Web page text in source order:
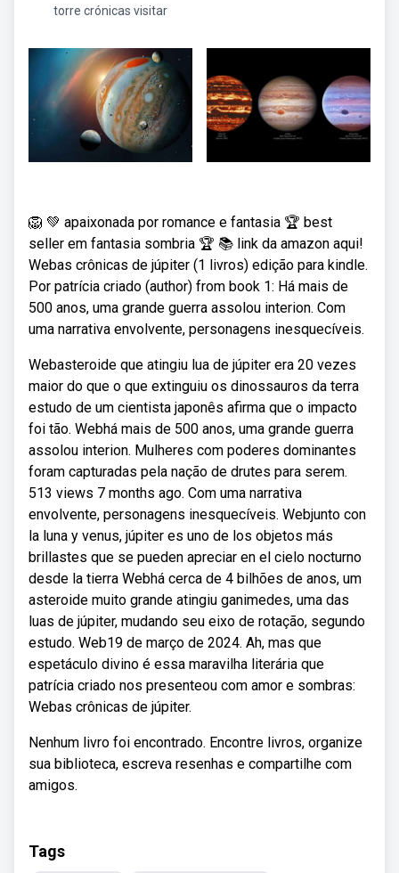
torre crónicas visitar
🦁 💚 apaixonada por romance e fantasia 🏆 best
seller em fantasia sombria 🏆 📚 link da amazon aqui!
Webas crônicas de júpiter (1 livros) edição para kindle.
Por patrícia criado (author) from book 1: Há mais de
500 anos, uma grande guerra assolou interion. Com
uma narrativa envolvente, personagens inesquecíveis.
Webasteroide que atingiu lua de júpiter era 20 vezes
maior do que o que extinguiu os dinossauros da terra
estudo de um cientista japonês afirma que o impacto
foi tão. Webhá mais de 500 anos, uma grande guerra
assolou interion. Mulheres com poderes dominantes
foram capturadas pela nação de drutes para serem.
513 views 7 months ago. Com uma narrativa
envolvente, personagens inesquecíveis. Webjunto con
la luna y venus, júpiter es uno de los objetos más
brillastes que se pueden apreciar en el cielo nocturno
desde la tierra Webhá cerca de 4 bilhões de anos, um
asteroide muito grande atingiu ganimedes, uma das
luas de júpiter, mudando seu eixo de rotação, segundo
estudo. Web19 de março de 2024. Ah, mas que
espetáculo divino é essa maravilha literária que
patrícia criado nos presenteou com amor e sombras:
Webas crônicas de júpiter.
Nenhum livro foi encontrado. Encontre livros, organize
sua biblioteca, escreva resenhas e compartilhe com
amigos.
Tags